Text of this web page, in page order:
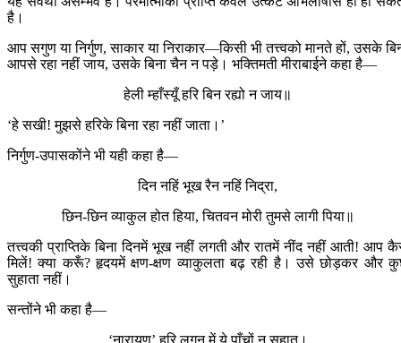
है।
आप सगुण या निर्गुण, साकार या निराकार—किसी भी तत्त्वको मानते हों, उसके
आपसे रहा नहीं जाय, उसके बिना चैन न पड़े। भक्तिमती मीराबाईने कहा है—
हेली म्हाँस्यूँ हरि बिन रह्यो न जाय॥
‘हे सखी! मुझसे हरिके बिना रहा नहीं जाता।’
निर्गुण-उपासकोंने भी यही कहा है—
दिन नहिं भूख रैन नहिं निद्रा,
छिन-छिन व्याकुल होत हिया, चितवन मोरी तुमसे लागी पिया॥
तत्त्वकी प्राप्तिके बिना दिनमें भूख नहीं लगती और रातमें नींद नहीं आती! आप
मिलें! क्या करूँ? हृदयमें क्षण-क्षण व्याकुलता बढ़ रही है। उसे छोड़कर और
सुहाता नहीं।
सन्तोंने भी कहा है—